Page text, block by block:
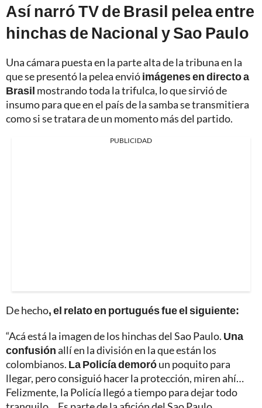
Así narró TV de Brasil pelea entre
hinchas de Nacional y Sao Paulo
Una cámara puesta en la parte alta de la tribuna en la
que se presentó la pelea envióimágenes en directo a
Brasil mostrando toda la trifulca, lo que sirvió de
insumo para que en el país de la samba se transmitiera
como si se tratara de un momento más del partido.
PUBLICIDAD
De hecho, el relato en portugués fue el siguiente:
“Acá está la imagen de los hinchas del Sao Paulo. Una
confusiónallí en la división en la que están los
colombianos. La Policía demoróun poquito para
llegar, pero consiguió hacer la protección, miren ahí…
Felizmente, la Policía llegó a tiempo para dejar todo